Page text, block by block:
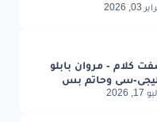
2026
2026